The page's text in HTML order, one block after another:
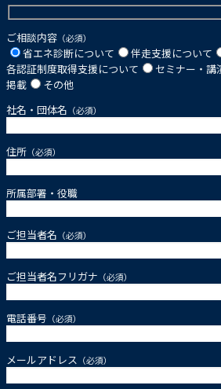
ご相談内容 （必須）
省エネ診断について 伴走支援について
各認証制度取得支援について
セミナー・講
掲載
その他
社名・団体名 （必須）
住所 （必須）
所属部署・役職
ご担当者名 （必須）
ご担当者名フリガナ （必須）
電話番号 （必須）
メールアドレス （必須）